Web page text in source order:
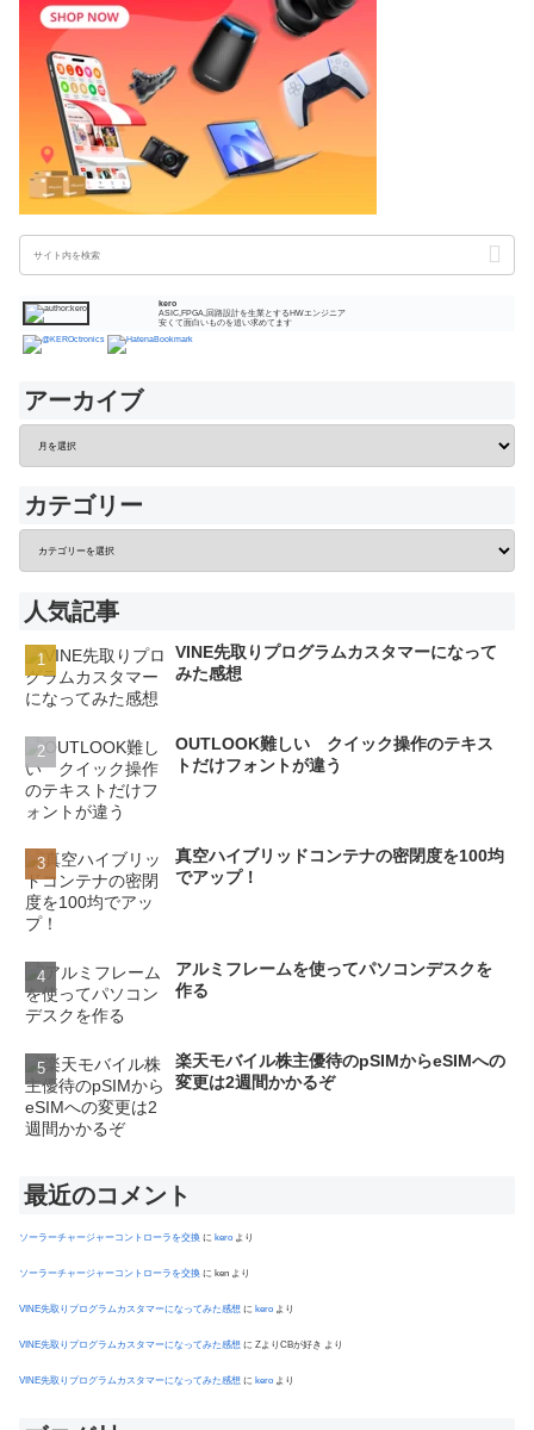
kero
ASIC,FPGA,回路設計を生業とするHWエンジニア
安くて面白いものを追い求めてます
アーカイブ
カテゴリー
人気記事
VINE先取りプログラムカスタマーになって
みた感想
OUTLOOK難しい クイック操作のテキス
トだけフォントが違う
真空ハイブリッドコンテナの密閉度を100均
でアップ！
アルミフレームを使ってパソコンデスクを
作る
楽天モバイル株主優待のpSIMからeSIMへの
変更は2週間かかるぞ
最近のコメント
ソーラーチャージャーコントローラを交換 に kero より
ソーラーチャージャーコントローラを交換 に ken より
VINE先取りプログラムカスタマーになってみた感想 に kero より
VINE先取りプログラムカスタマーになってみた感想 に ZよりCBが好き より
VINE先取りプログラムカスタマーになってみた感想 に kero より